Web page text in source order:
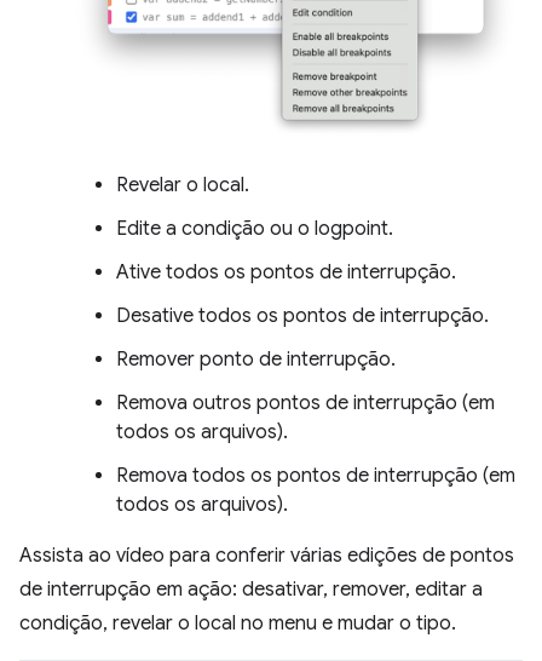
Revelar o local.
Edite a condição ou o logpoint.
Ative todos os pontos de interrupção.
Desative todos os pontos de interrupção.
Remover ponto de interrupção.
Remova outros pontos de interrupção (em
todos os arquivos).
Remova todos os pontos de interrupção (em
todos os arquivos).
Assista ao vídeo para conferir várias edições de pontos
de interrupção em ação: desativar, remover, editar a
condição, revelar o local no menu e mudar o tipo.